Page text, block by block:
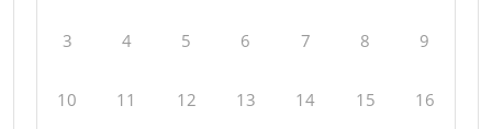
3 4 5 6 7 8 9
10 11 12 13 14 15 16